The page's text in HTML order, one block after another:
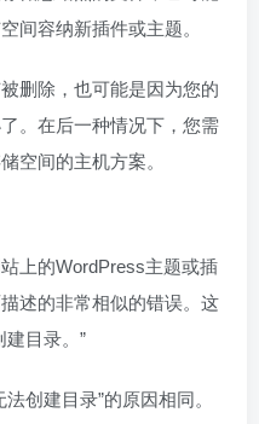
间容纳新插件或主题。
删除，也可能是因为您的
。在后一种情况下，您需
空间的主机方案。
上的WordPress主题或插
述的非常相似的错误。这
建目录。”
创建目录”的原因相同。